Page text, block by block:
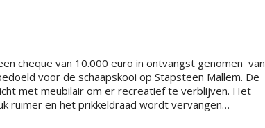
cheque van 10.000 euro in ontvangst genomen van
voor de schaapskooi op Stapsteen Mallem. De
met meubilair om er recreatief te verblijven. Het
ruimer en het prikkeldraad wordt vervangen…